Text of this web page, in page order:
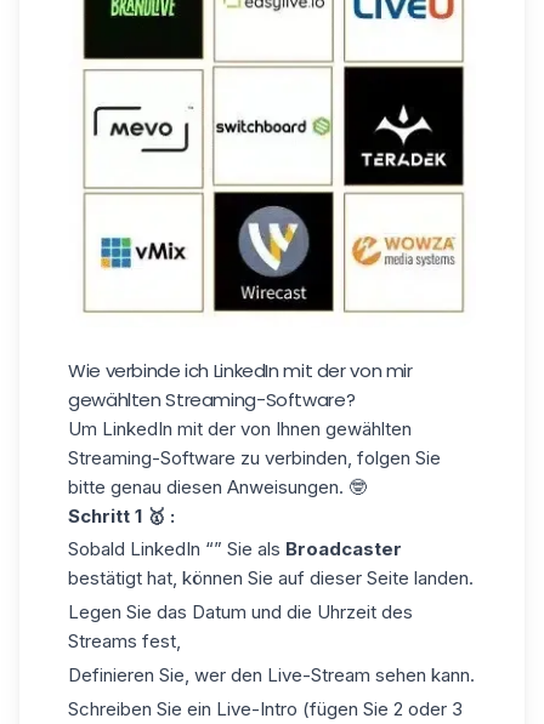
Wie verbinde ich LinkedIn mit der von mir
gewählten Streaming-Software?
Um LinkedIn mit der von Ihnen gewählten
Streaming-Software zu verbinden, folgen Sie
bitte genau diesen Anweisungen. 🤓
Schritt 1 🥇 :
Sobald LinkedIn “” Sie als Broadcaster
bestätigt hat, können Sie auf dieser Seite landen.
Legen Sie das Datum und die Uhrzeit des
Streams fest,
Definieren Sie, wer den Live-Stream sehen kann.
Schreiben Sie ein Live-Intro (fügen Sie 2 oder 3